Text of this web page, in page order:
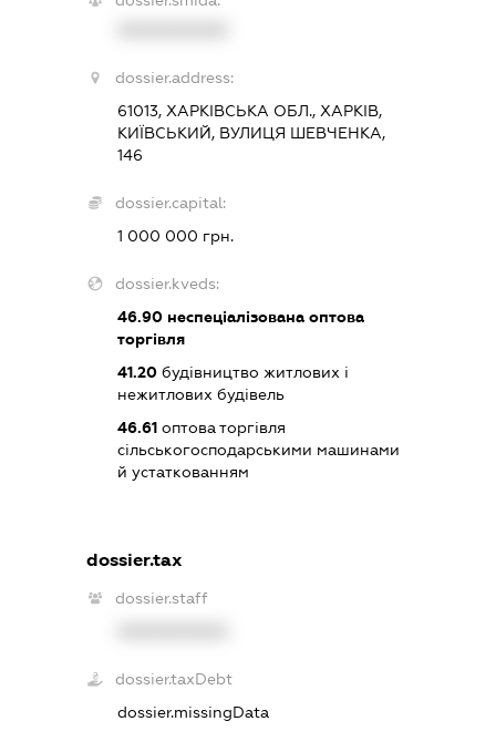
dossier.address:
61013, ХАРКІВСЬКА ОБЛ., ХАРКІВ,
КИЇВСЬКИЙ, ВУЛИЦЯ ШЕВЧЕНКА,
146
dossier.capital:
1 000 000 грн.
dossier.kveds:
46.90 неспеціалізована оптова
торгівля
41.20 будівництво житлових і
нежитлових будівель
46.61 оптова торгівля
сільськогосподарськими машинами
й устаткованням
dossier.tax
dossier.staff
dossier.taxDebt
dossier.missingData